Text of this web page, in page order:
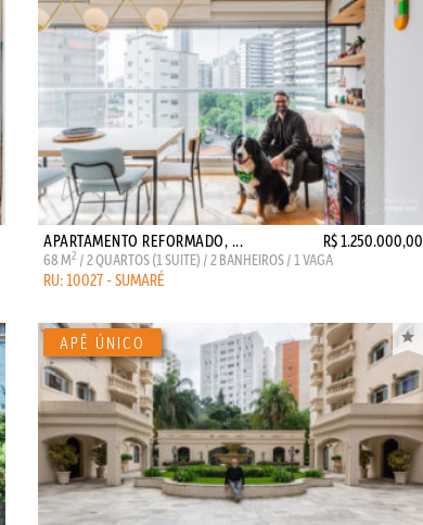
APARTAMENTO REFORMADO, ... R$ 1.250.000,00
68 M2 / 2 QUARTOS (1 SUITE) / 2 BANHEIROS / 1 VAGA
RU: 10027 - SUMARÉ